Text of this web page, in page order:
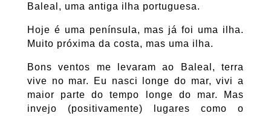
Baleal, uma antiga ilha portuguesa.
Hoje é uma península, mas já foi uma ilha.
Muito próxima da costa, mas uma ilha.
Bons ventos me levaram ao Baleal, terra
vive no mar. Eu nasci longe do mar, vivi a
maior parte do tempo longe do mar. Mas
invejo (positivamente) lugares como o